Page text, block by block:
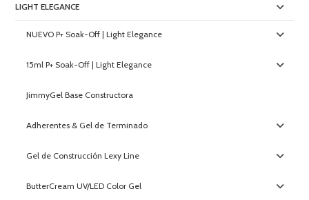
LIGHT ELEGANCE
NUEVO P+ Soak-Off | Light Elegance
15ml P+ Soak-Off | Light Elegance
JimmyGel Base Constructora
Adherentes & Gel de Terminado
Gel de Construcción Lexy Line
ButterCream UV/LED Color Gel